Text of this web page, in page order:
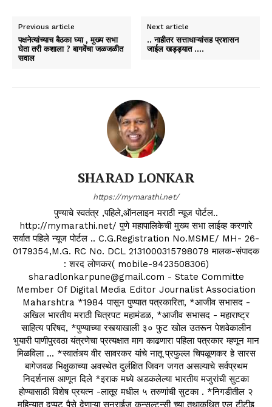
Previous article
पक्षनेत्यांच्याच बैठका घ्या , मुख्य सभा
घेता तरी कशाला ? बागवेंचा जळजळीत
सवाल
Next article
.. नाहीतर सत्ताधाऱ्यांसह प्रशासन
जाईल खड्ड्यात ….
SHARAD LONKAR
https://mymarathi.net/
पुण्याचे स्वतंत्र ,पहिले,ऑनलाइन मराठी न्यूज पोर्टल..
http://mymarathi.net/ पुणे महापालिकेची मुख्य सभा लाईव्ह करणारे
सर्वात पहिले न्यूज पोर्टल .. C.G.Registration No.MSME/ MH- 26-
0179354,M.G. RC No. DCL 2131000315798079 मालक-संपादक
: शरद लोणकर( mobile-9423508306)
sharadlonkarpune@gmail.com - State Committe
Member Of Digital Media Editor Journalist Association
Maharshtra *1984 पासून पुण्यात पत्रकारिता, *आजीव सभासद -
अखिल भारतीय मराठी चित्रपट महामंडळ, *आजीव सभासद - महाराष्ट्र
साहित्य परिषद, *पुण्याच्या रस्त्याखाली ३० फुट खोल उतरून पेशवेकालीन
भुयारी पाणीपुरवठा यंत्रणेचा प्रत्यक्षात माग काढणारा पहिला पत्रकार म्हणून मान
मिळविला ... *स्वातंत्र्य वीर सावरकर यांचे नातू प्रफुल्ल चिपळूणकर हे सारस
बागेजवळ भिक्षुकाच्या अवस्थेत दुर्लक्षित जिवन जगत असल्याचे सर्वप्रथम
निदर्शनास आणून दिले *इराक मध्ये अडकलेल्या भारतीय मजुरांची सुटका
होण्यासाठी विशेष प्रयत्न -लातूर मधील ५ तरुणांची सुटका . *निगडीतील २
महिन्यात दुप्पट पैसे देणाऱ्या सनराईज कन्सल्टन्सी च्या तथाकथित एल टीटीइ